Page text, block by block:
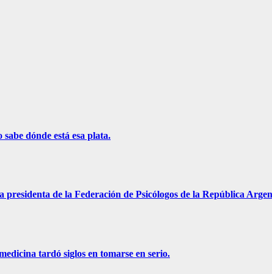
dónde está esa plata.
de la Federación de Psicólogos de la República
tardó siglos en tomarse en serio.